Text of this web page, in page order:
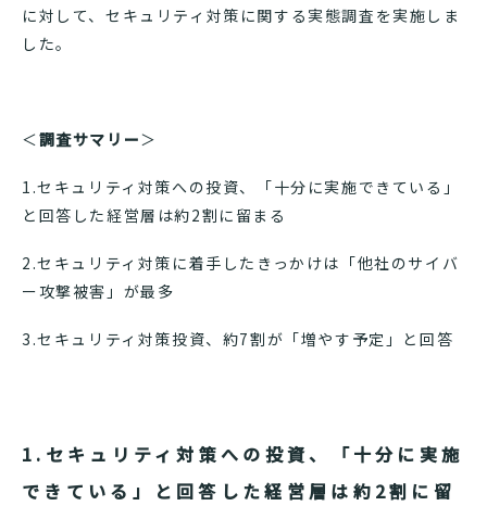
に対して、セキュリティ対策に関する実態調査を実施しま
した。
＜調査サマリー＞
1.セキュリティ対策への投資、「十分に実施できている」
と回答した経営層は約2割に留まる
2.セキュリティ対策に着手したきっかけは「他社のサイバ
ー攻撃被害」が最多
3.セキュリティ対策投資、約7割が「増やす予定」と回答
1.セキュリティ対策への投資、「十分に実施
できている」と回答した経営層は約2割に留